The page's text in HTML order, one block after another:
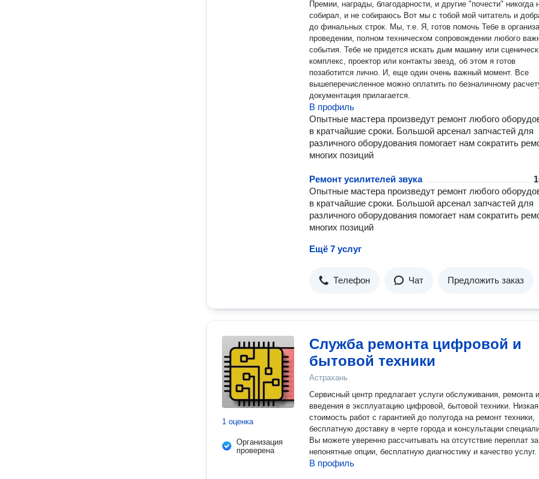
Премии, награды, благодарности, и другие "почести" никогда
собирал, и не собираюсь Вот мы с тобой мой читатель и
до финальных строк. Мы, т.е. Я, готов помочь Тебе в
проведении, полном техническом сопровождении любого
события. Тебе не придется искать дым машину или
комплекс, проектор или контакты звезд, об этом я готов
позаботится лично. И, еще один очень важный момент. Все
вышеперечисленное можно оплатить по безналичному
документация прилагается.
В профиль
Опытные мастера произведут ремонт любого
в кратчайшие сроки. Большой арсенал запчастей для
различного оборудования помогает нам сократить
многих позиций
Ремонт усилителей звука
Опытные мастера произведут ремонт любого
в кратчайшие сроки. Большой арсенал запчастей для
различного оборудования помогает нам сократить
многих позиций
Ещё 7 услуг
Телефон Чат Предложить заказ
1 оценка
Организация
проверена
Служба ремонта цифровой и
бытовой техники
Астрахань
Сервисный центр предлагает услуги обслуживания, ремонта и
введения в эксплуатацию цифровой, бытовой техники. Низкая
стоимость работ с гарантией до полугода на ремонт техники,
бесплатную доставку в черте города и консультации
Вы можете уверенно рассчитывать на отсутствие переплат за
непонятные опции, бесплатную диагностику и качество услуг.
В профиль